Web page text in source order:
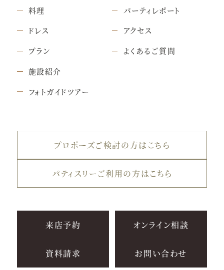
料理
ドレス
プラン
施設紹介
フォトガイドツアー
パーティレポート
アクセス
よくあるご質問
プロポーズご検討の方はこちら
パティスリーご利用の方はこちら
来店予約 オンライン相談
資料請求 お問い合わせ